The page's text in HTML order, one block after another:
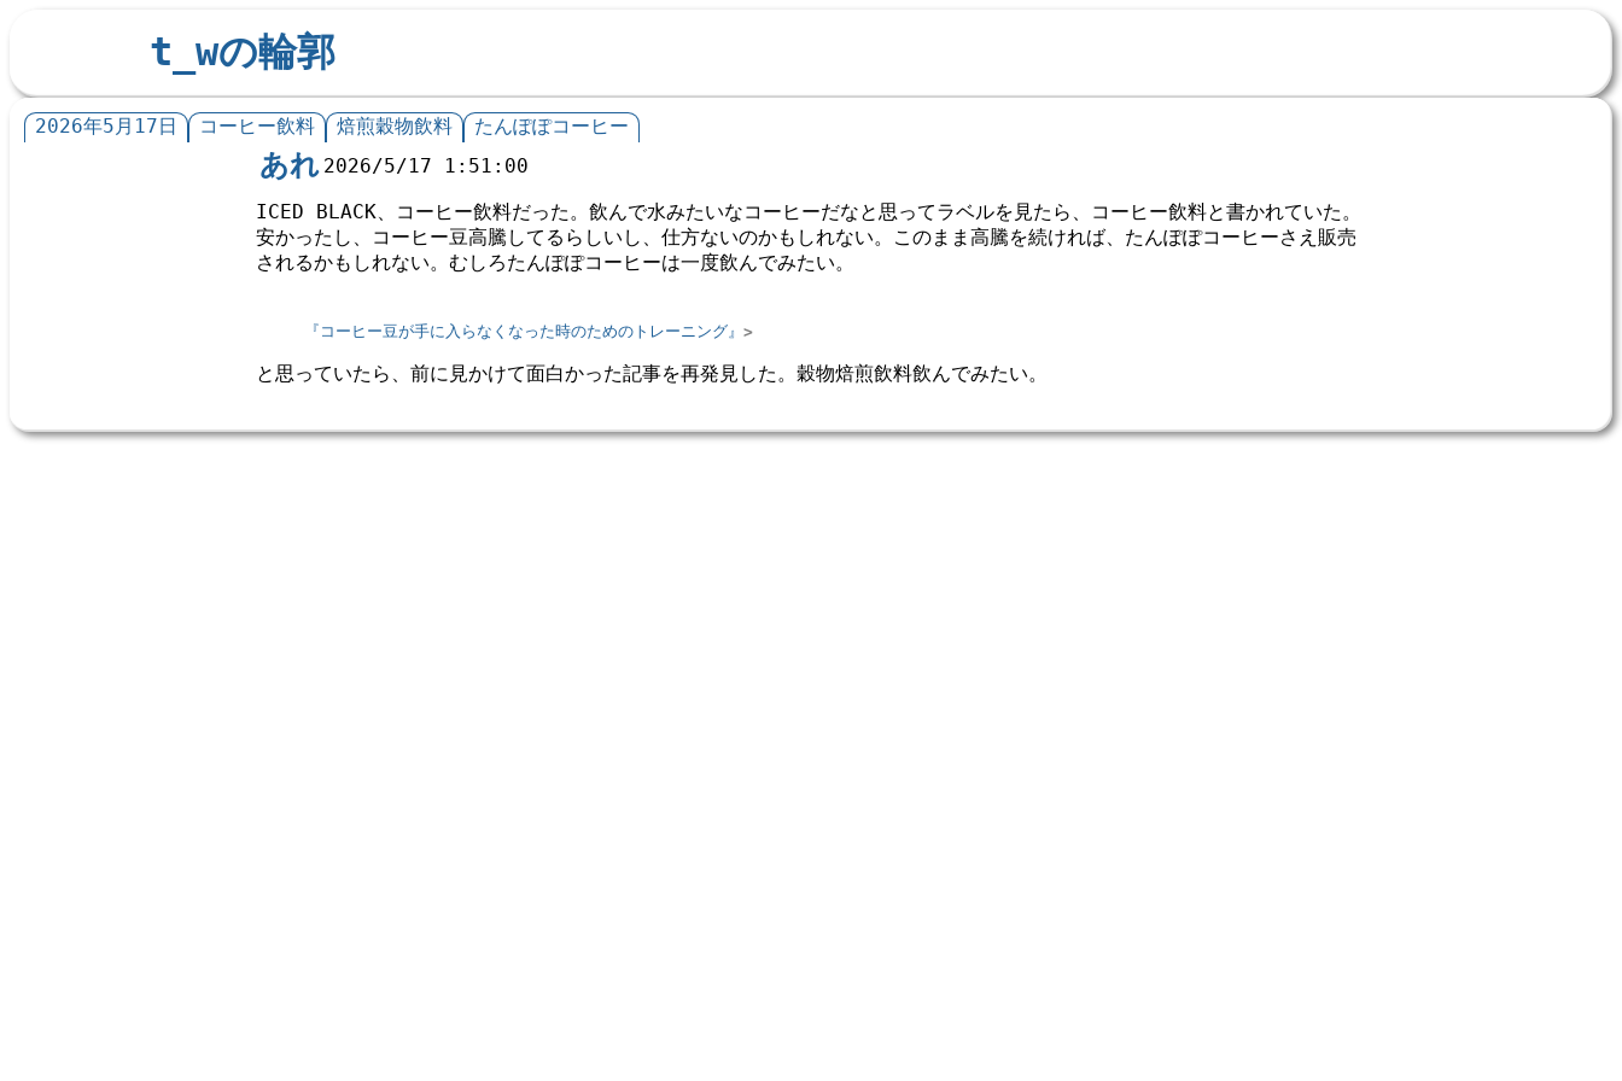
t_wの輪郭
2026年5月17日 コーヒー飲料 焙煎穀物飲料 たんぽぽコーヒー
あれ 2026/5/17 1:51:00
ICED BLACK、コーヒー飲料だった。飲んで水みたいなコーヒーだなと思ってラベルを見たら、コーヒー飲料と書かれていた。
安かったし、コーヒー豆高騰してるらしいし、仕方ないのかもしれない。このまま高騰を続ければ、たんぽぽコーヒーさえ販売
されるかもしれない。むしろたんぽぽコーヒーは一度飲んでみたい。
『コーヒー豆が手に入らなくなった時のためのトレーニング』
と思っていたら、前に見かけて面白かった記事を再発見した。穀物焙煎飲料飲んでみたい。